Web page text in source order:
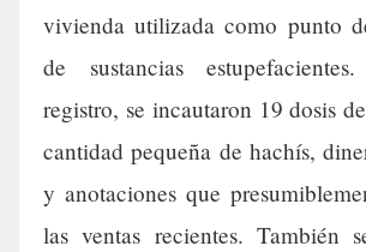
vivienda utilizada como punto
de sustancias
registro, se incautaron 19 dosis
cantidad pequeña de hachís,
y anotaciones que
las ventas recientes. También